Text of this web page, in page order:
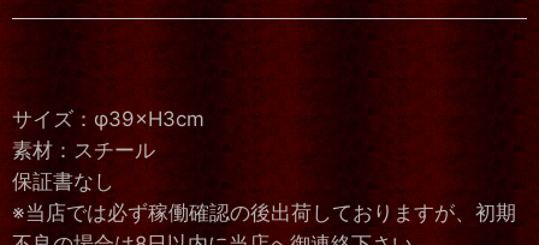
サイズ：φ39×H3cm
素材：スチール
保証書なし
※当店では必ず稼働確認の後出荷しておりますが、初期